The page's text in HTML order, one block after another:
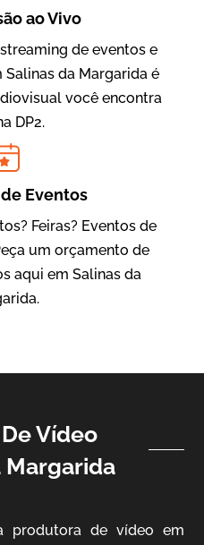
ao Vivo
de eventos e
da Margarida é
você encontra
DP2.
Eventos
Feiras? Eventos de
um orçamento de
aqui em Salinas da
Vídeo
Margarida
produtora de vídeo em